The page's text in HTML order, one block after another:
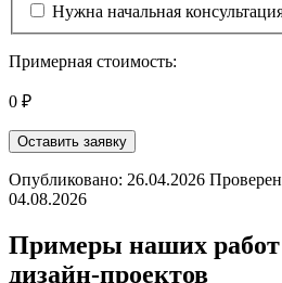
Нужна начальная
Примерная стоимость:
0 ₽
Оставить заявку
Опубликовано: 26.04.2026
04.08.2026
Примеры наших работ
дизайн-проектов